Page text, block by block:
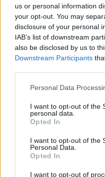
us or personal information
your opt-out. You may
disclosure of your personal
IAB’s list of downstream
also be disclosed by us to
Downstream Participants
Personal Data
I want to opt-out of the
personal data.
Opted In
I want to opt-out of the
Personal Data.
Opted In
I want to opt-out of